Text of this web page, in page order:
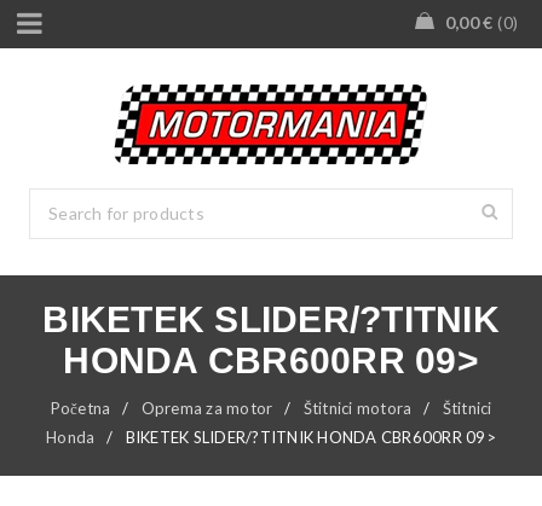
0,00€ 0
BIKETEK SLIDER/?TITNIK
HONDA CBR600RR 09>
Početna / Oprema za motor / Štitnici motora /
Štitnici
Honda
/ BIKETEK SLIDER/?TITNIK HONDA CBR600RR 09>